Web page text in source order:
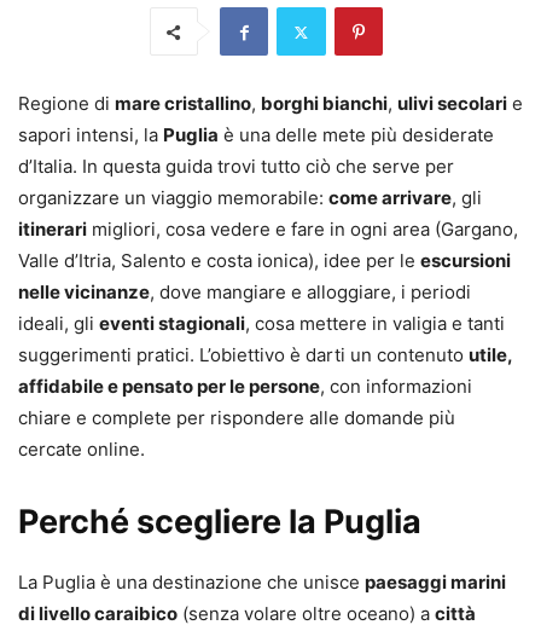
Regione di mare cristallino, borghi bianchi, ulivi secolari e
sapori intensi, la Puglia è una delle mete più desiderate
d’Italia. In questa guida trovi tutto ciò che serve per
organizzare un viaggio memorabile: come arrivare, gli
itinerari migliori, cosa vedere e fare in ogni area (Gargano,
Valle d’Itria, Salento e costa ionica), idee per le escursioni
nelle vicinanze, dove mangiare e alloggiare, i periodi
ideali, gli eventi stagionali, cosa mettere in valigia e tanti
suggerimenti pratici. L’obiettivo è darti un contenuto utile,
affidabile e pensato per le persone, con informazioni
chiare e complete per rispondere alle domande più
cercate online.
Perché scegliere la Puglia
La Puglia è una destinazione che unisce paesaggi marini
di livello caraibico (senza volare oltre oceano) a città